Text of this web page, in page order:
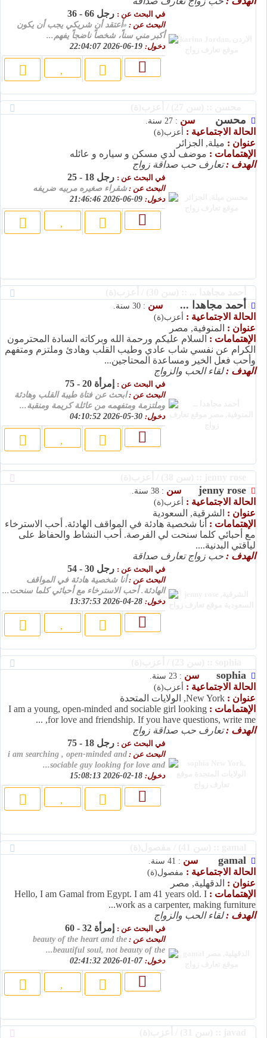
في البحث عن : رجل 66 - 36
البحث عن : «أعتقد أن شريكي يجب أن يكون
أكبر مني سناً، شخصاً ناضجاً يفهم...
دخول:
محسن سن : 27 سنة.
الحالة الاجتماعية : أعزب(ة)
عنوان : ميلة, الجزائر
الإهتمامات : موضف لدي مسكن و سياره و عائله
الهدف :تعارف حب صداقة زواج
في البحث عن : رجل 18 - 25
البحث عن :شقراء صغيره مربيه ضريفه
دخول:
أحمد مجاهدا ... سن : 30 سنة.
الحالة الاجتماعية : أعزب(ة)
عنوان : المنوفية, مصر
الإهتمامات : السلام عليكم ورحمة الله وبركاته السادة المحترمون
الكرام عن نفسي شاب عادي وطيب القلب وهادئ وملتزم ومتفهم
وأحب فعل الخير ومساعدة المحتاجين...
الهدف :لقاء الحب والزواج
في البحث عن : إمرأة 20 - 75
البحث عن :ابحث عن فتاة طيبة القلب وهادئة
وملتزمة ومتفهمه من عائلة كريمة ومنقبة...
دخول:
jenny rose سن : 38 سنة.
الحالة الاجتماعية : أعزب(ة)
عنوان : الشرقية, السعودية
الإهتمامات : أنا شخصية هادئة في المواقف الهادئة. أحب الاسترخاء
مع أحبائي كلما سنحت لي الفرصة. أحب النشاط والحفاظ على
لياقتي البدنية....
الهدف : حب زواج تعارف صداقة
في البحث عن : رجل 30 - 54
البحث عن :أنا شخصية هادئة في المواقف
الهادئة. أحب الاسترخاء مع أحبائي كلما سنحت...
دخول:
sophia سن : 23 سنة.
الحالة الاجتماعية : أعزب(ة)
عنوان : New York, الولايات المتحدة
الإهتمامات : I am a young, open-minded and sociable girl looking
for love and friendship. If you have questions, write me, ...
الهدف :تعارف حب صداقة زواج
في البحث عن : رجل 18 - 75
البحث عن : i am searching , open-minded and
sociable guy looking for love and...
دخول:
gamal سن : 41 سنة.
الحالة الاجتماعية : مفصول(ة)
عنوان : الدقهلية, مصر
الإهتمامات : Hello, I am Gamal from Egypt. I am 41 years old. I
work as a carpenter, making furniture...
الهدف :لقاء الحب والزواج
في البحث عن : إمرأة 32 - 60
البحث عن : beauty of the heart and the
beautiful soul, not beauty of the...
دخول: 07-01-2026 02:41:32